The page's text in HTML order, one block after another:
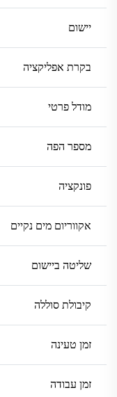
יישום
בקרת אפליקציה
מודל פרטי
מספר הפה
פונקציה
אקווריום מים נקיים
שליטה ביישום
קיבולת סוללה
זמן טעינה
זמן עבודה